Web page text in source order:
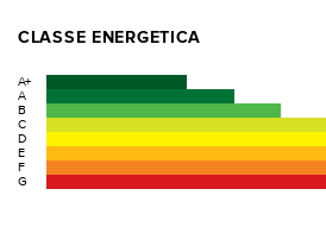
CLASSE ENERGETICA
A+
A
B
C
D
E
F
G